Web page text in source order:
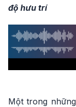
độ hưu trí
Một trong